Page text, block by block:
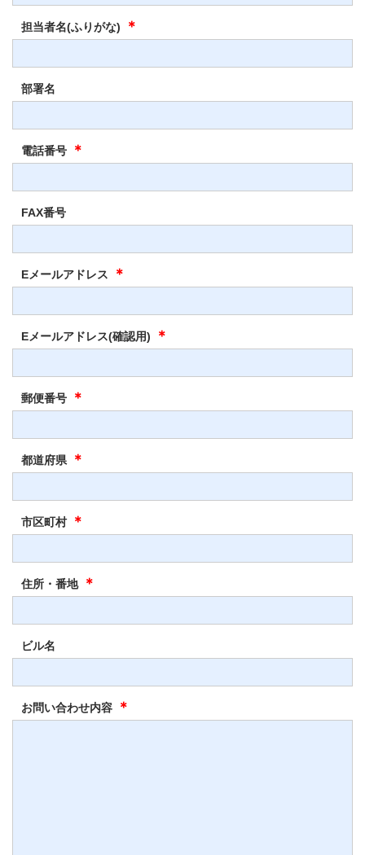
担当者名(ふりがな) ＊
部署名
電話番号 ＊
FAX番号
Eメールアドレス ＊
Eメールアドレス(確認用) ＊
郵便番号 ＊
都道府県 ＊
市区町村＊
住所・番地＊
ビル名
お問い合わせ内容 ＊